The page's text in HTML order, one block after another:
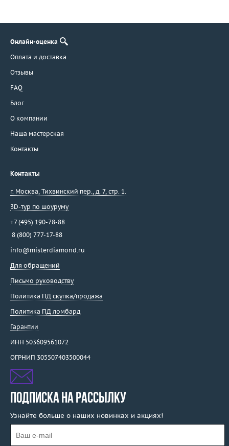
Онлайн-оценка
Оплата и доставка
Отзывы
FAQ
Блог
О компании
Наша мастерская
Контакты
Контакты
г. Москва, Тихвинский пер., д. 7, стр. 1.
3D-тур по шоуруму
+7 (495) 190-78-88
8 (800) 777-17-88
info@misterdiamond.ru
Для обращений
Письмо руководству
Политика ПД скупка/продажа
Политика ПД ломбард
Гарантии
ИНН 503609561072
ОГРНИП 305507403500044
ПОДПИСКА НА РАССЫЛКУ
Узнайте больше о наших новинках и акциях!